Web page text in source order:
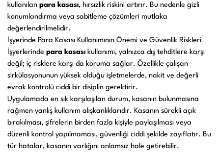
kullanılan para kasası, hırsızlık riskini artırır. Bu nedenle gizli
konumlandırma veya sabitleme çözümleri mutlaka
değerlendirilmelidir.
İşyerinde Para Kasası Kullanımının Önemi ve Güvenlik Riskleri
İşyerlerinde para kasası kullanımı, yalnızca dış tehditlere karşı
değil; iç risklere karşı da koruma sağlar. Özellikle çalışan
sirkülasyonunun yüksek olduğu işletmelerde, nakit ve değerli
evrak kontrolü ciddi bir disiplin gerektirir.
Uygulamada en sık karşılaşılan durum, kasanın bulunmasına
rağmen yanlış kullanım alışkanlıklarıdır. Kasanın sürekli açık
bırakılması, şifrelerin birden fazla kişiyle paylaşılması veya
düzenli kontrol yapılmaması, güvenliği ciddi şekilde zayıflatır. Bu
tür hatalar, kasanın varlığını anlamsız hale getirebilir.